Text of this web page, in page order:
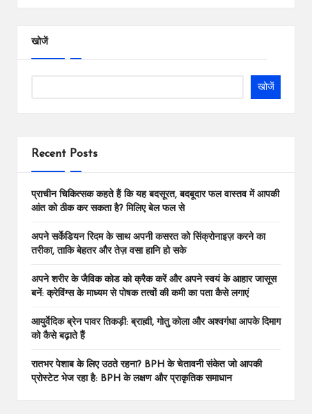
खोजें
खोजें
Recent Posts
प्राचीन चिकित्सक कहते हैं कि यह बदसूरत, बदबूदार फल वास्तव में आपकी
आंत को ठीक कर सकता है? मिलिए बेल फल से
अपने सर्केडियन रिदम के साथ अपनी कसरत को सिंक्रोनाइज़ करने का
तरीका, ताकि बेहतर और तेज़ वसा हानि हो सके
अपने शरीर के जैविक कोड को क्रैक करें और अपने स्वयं के आहार जासूस
बनें: क्रेविंग्स के माध्यम से पोषक तत्वों की कमी का पता कैसे लगाएं
आयुर्वेदिक ब्रेन पावर तिकड़ी: ब्राह्मी, गोतु कोला और अश्वगंधा आपके दिमाग
को कैसे बढ़ाते हैं
रातभर पेशाब के लिए उठते रहना? BPH के चेतावनी संकेत जो आपकी
प्रोस्टेट भेज रहा है: BPH के लक्षण और प्राकृतिक समाधान